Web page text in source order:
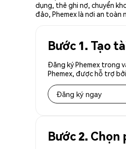
dụng, thẻ ghi nợ, chuyển
đảo, Phemex là nơi an toàn
Bước 1. Tạo
Đăng ký Phemex trong
Phemex, được hỗ trợ
Đăng ký ngay
Bước 2.